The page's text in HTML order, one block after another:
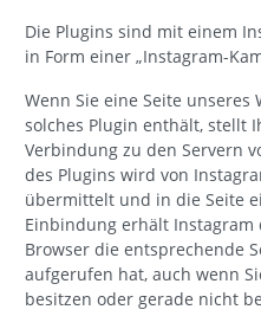
Die Plugins sind mit einem
in Form einer „Instagram-
Wenn Sie eine Seite
solches Plugin enthält, stellt
Verbindung zu den Servern
des Plugins wird von
übermittelt und in die Seite
Einbindung erhält
Browser die entsprechende
aufgerufen hat, auch wenn
besitzen oder gerade nicht